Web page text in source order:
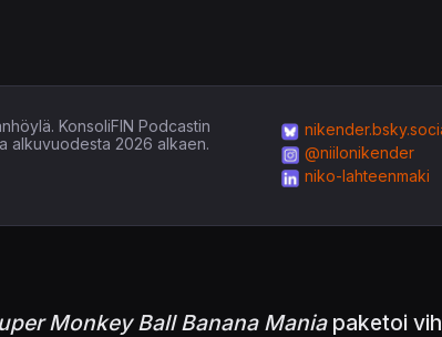
KonsoliFIN Podcastin
alkuvuodesta 2026 alkaen.
@niilonikender
niko-lahteenmaki
Monkey Ball Banana Maniapaketoi